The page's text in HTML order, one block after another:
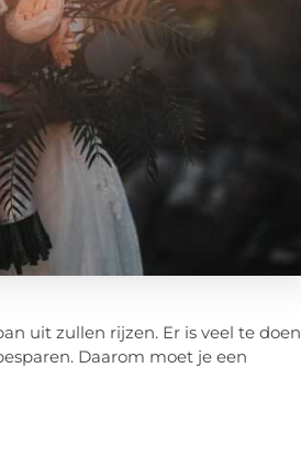
uit zullen rijzen. Er is veel te doen
Daarom moet je een